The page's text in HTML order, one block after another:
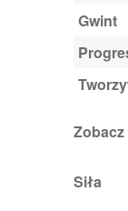
Gwint
Siła